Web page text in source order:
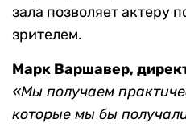
зала позволяет актеру
зрителем.
Марк Варшавер,
«Мы получаем
которые мы бы